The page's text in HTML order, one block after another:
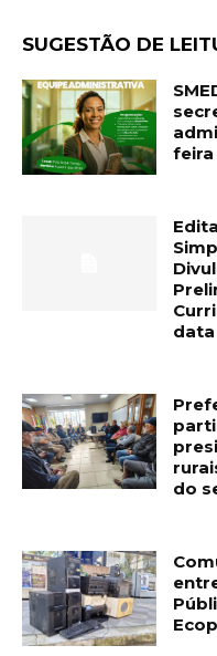
SUGESTÃO DE
feira
do